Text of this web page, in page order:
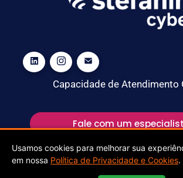
Capacidade de Atendimento
Fale com um
Usamos cookies para melhorar sua
em nossa Política de Privacidade e Cookies.